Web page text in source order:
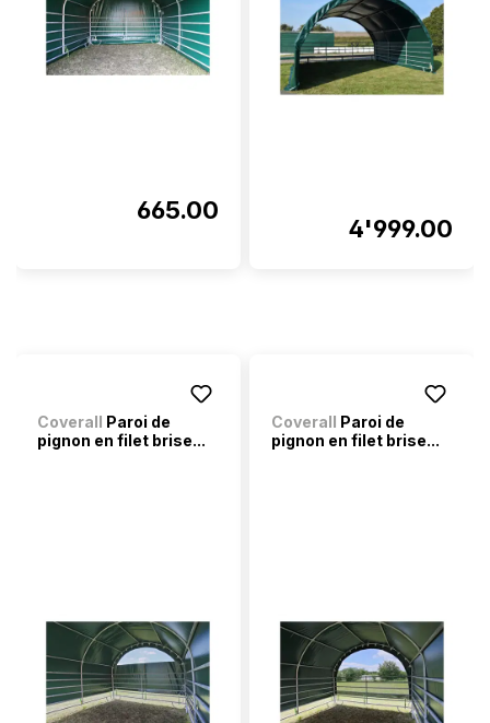
665.00
4'999.00
Coverall Paroi de
pignon en filet brise...
Coverall Paroi de
pignon en filet brise...